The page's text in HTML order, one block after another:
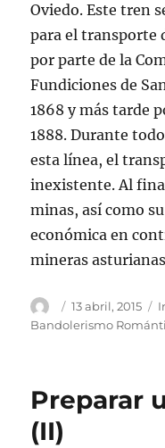
Oviedo. Este tren
para el transporte
por parte de la
Fundiciones de
1868 y más tarde
1888. Durante
esta línea, el
inexistente. Al
minas, así como
económica en
mineras
Autor
Publicado
el
13 abril, 2015
Bandolerismo
Preparar
(II)